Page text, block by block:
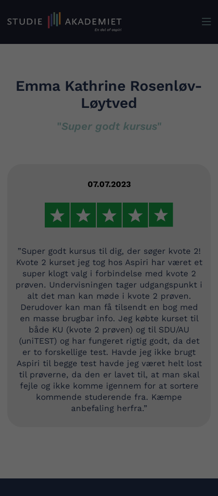

Emma Kathrine Rosenløv-
Løytved
"Super godt kursus"
07.07.2023
”Super godt kursus til dig, der søger kvote 2!
Kvote 2 kurset jeg tog hos Aspiri har været et
super klogt valg i forbindelse med kvote 2
prøven. Undervisningen tager udgangspunkt i
alt det man kan møde i kvote 2 prøven.
Derudover kan man få tilsendt en bog med
en masse brugbar info. Jeg købte kurset til
både KU (kvote 2 prøven) og til SDU/AU
(uniTEST) og har fungeret rigtig godt, da det
er to forskellige test. Havde jeg ikke brugt
Aspiri til begge test havde jeg været helt lost
til prøverne, da den er lavet til, at man skal
fejle og ikke komme igennem for at sortere
kommende studerende fra. Kæmpe
anbefaling herfra.”